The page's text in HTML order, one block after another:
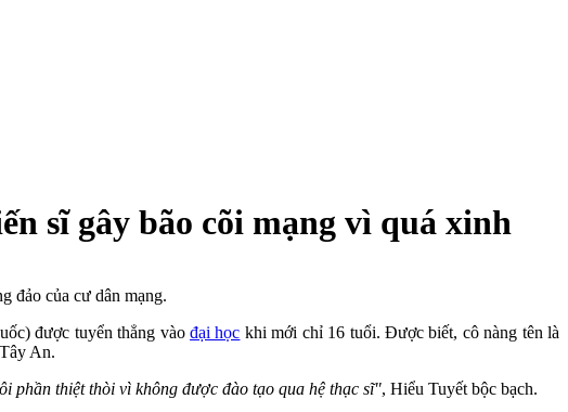
sĩ gây bão cõi mạng vì quá xinh
đảo của cư dân mạng.
được tuyển thẳng vàođại học khi mới chỉ 16 tuổi. Được biết, cô nàng tên là
An.
phần thiệt thòi vì không được đào tạo qua hệ thạc sĩ", Hiểu Tuyết bộc bạch.